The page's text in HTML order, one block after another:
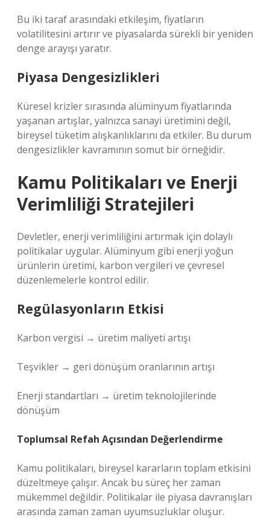
Bu iki taraf arasındaki etkileşim, fiyatların
volatilitesini artırır ve piyasalarda sürekli bir yeniden
denge arayışı yaratır.
Piyasa Dengesizlikleri
Küresel krizler sırasında alüminyum fiyatlarında
yaşanan artışlar, yalnızca sanayi üretimini değil,
bireysel tüketim alışkanlıklarını da etkiler. Bu durum
dengesizlikler kavramının somut bir örneğidir.
Kamu Politikaları ve Enerji
Verimliliği Stratejileri
Devletler, enerji verimliliğini artırmak için dolaylı
politikalar uygular. Alüminyum gibi enerji yoğun
ürünlerin üretimi, karbon vergileri ve çevresel
düzenlemelerle kontrol edilir.
Regülasyonların Etkisi
Karbon vergisi → üretim maliyeti artışı
Teşvikler → geri dönüşüm oranlarının artışı
Enerji standartları → üretim teknolojilerinde
dönüşüm
Toplumsal Refah Açısından Değerlendirme
Kamu politikaları, bireysel kararların toplam etkisini
düzeltmeye çalışır. Ancak bu süreç her zaman
mükemmel değildir. Politikalar ile piyasa davranışları
arasında zaman zaman uyumsuzluklar oluşur.